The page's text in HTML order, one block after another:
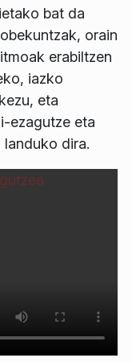
bat da
orain
erabiltzen
iazko
eta
ezagutze eta
dira.